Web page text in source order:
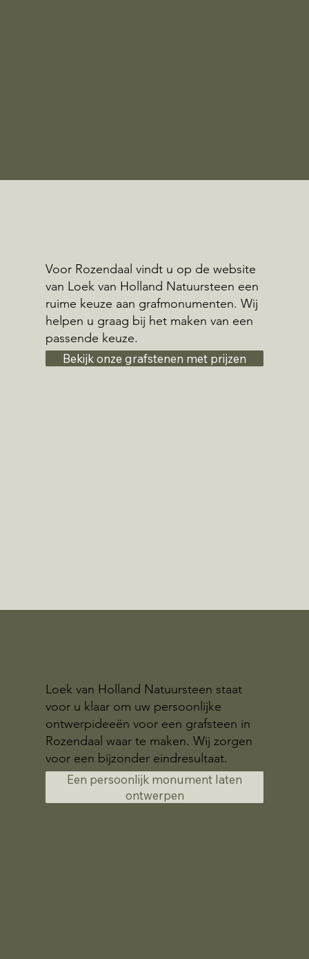
Voor Rozendaal vindt u op de website
van Loek van Holland Natuursteen een
ruime keuze aan grafmonumenten. Wij
helpen u graag bij het maken van een
passende keuze.
Bekijk onze grafstenen met prijzen
Loek van Holland Natuursteen staat
voor u klaar om uw persoonlijke
ontwerpideeën voor een grafsteen in
Rozendaal waar te maken. Wij zorgen
voor een bijzonder eindresultaat.
Een persoonlijk monument laten
ontwerpen